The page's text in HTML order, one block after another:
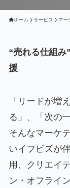
ホーム サービス マー
“売れる仕組
援
「リードが増
る」、「次の
そんなマーケ
いイフビズが
用、クリエイ
ン・オフライ